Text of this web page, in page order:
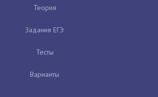
Теория
Задания ЕГЭ
Тесты
Варианты